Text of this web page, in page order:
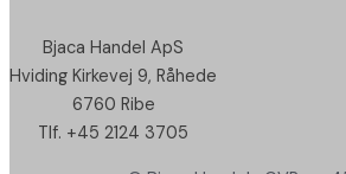
Bjaca Handel ApS
Hviding Kirkevej 9, Råhede
6760 Ribe
Tlf. +45 2124 3705